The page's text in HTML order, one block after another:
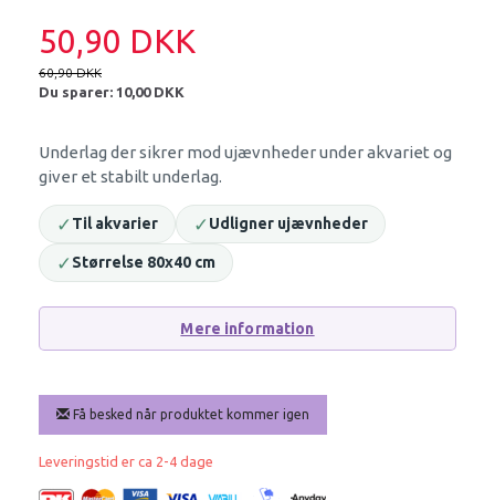
50,90 DKK
60,90 DKK
Du sparer: 10,00 DKK
Underlag der sikrer mod ujævnheder under akvariet og
giver et stabilt underlag.
✓Til akvarier ✓Udligner ujævnheder
✓Størrelse 80x40 cm
Mere information
Få besked når produktet kommer igen
Leveringstid er ca 2-4 dage